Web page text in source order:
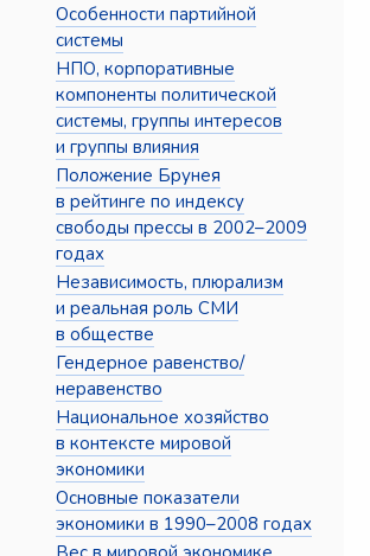
Особенности партийной
системы
НПО, корпоративные
компоненты политической
системы, группы интересов
и группы влияния
Положение Брунея
в рейтинге по индексу
свободы прессы в 2002–2009
годах
Независимость, плюрализм
и реальная роль СМИ
в обществе
Гендерное равенство/
неравенство
Национальное хозяйство
в контексте мировой
экономики
Основные показатели
экономики в 1990–2008 годах